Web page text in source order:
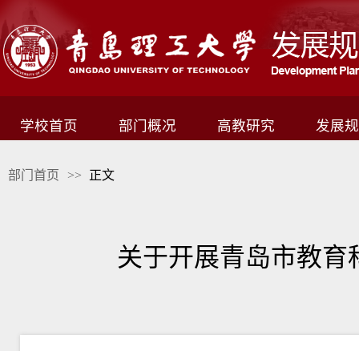
学校首页 部门概况 高教研究 发展
部门首页 >> 正文
关于开展青岛市教育